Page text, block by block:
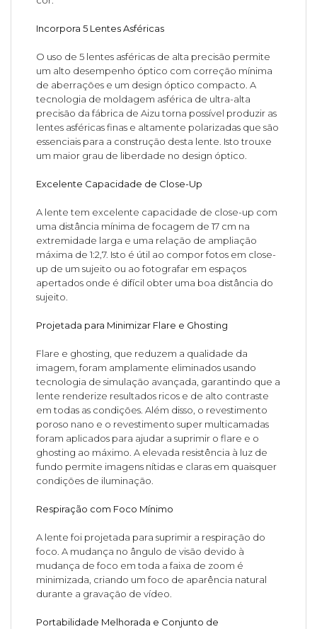
Incorpora 5 Lentes Asféricas
O uso de 5 lentes asféricas de alta precisão permite
um alto desempenho óptico com correção mínima
de aberrações e um design óptico compacto. A
tecnologia de moldagem asférica de ultra-alta
precisão da fábrica de Aizu torna possível produzir as
lentes asféricas finas e altamente polarizadas que são
essenciais para a construção desta lente. Isto trouxe
um maior grau de liberdade no design óptico.
Excelente Capacidade de Close-Up
A lente tem excelente capacidade de close-up com
uma distância mínima de focagem de 17 cm na
extremidade larga e uma relação de ampliação
máxima de 1:2,7. Isto é útil ao compor fotos em close-
up de um sujeito ou ao fotografar em espaços
apertados onde é difícil obter uma boa distância do
sujeito.
Projetada para Minimizar Flare e Ghosting
Flare e ghosting, que reduzem a qualidade da
imagem, foram amplamente eliminados usando
tecnologia de simulação avançada, garantindo que a
lente renderize resultados ricos e de alto contraste
em todas as condições. Além disso, o revestimento
poroso nano e o revestimento super multicamadas
foram aplicados para ajudar a suprimir o flare e o
ghosting ao máximo. A elevada resistência à luz de
fundo permite imagens nítidas e claras em quaisquer
condições de iluminação.
Respiração com Foco Mínimo
A lente foi projetada para suprimir a respiração do
foco. A mudança no ângulo de visão devido à
mudança de foco em toda a faixa de zoom é
minimizada, criando um foco de aparência natural
durante a gravação de vídeo.
Portabilidade Melhorada e Conjunto de